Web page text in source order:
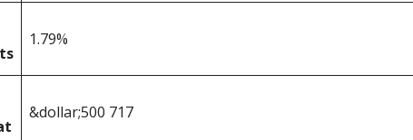
1.79%
&dollar;500 717